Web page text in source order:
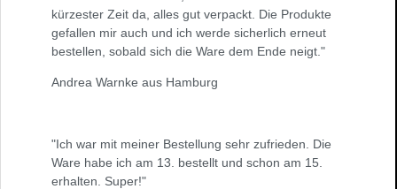
kürzester Zeit da, alles gut verpackt. Die Produkte
gefallen mir auch und ich werde sicherlich erneut
bestellen, sobald sich die Ware dem Ende neigt."
Andrea Warnke aus Hamburg
"Ich war mit meiner Bestellung sehr zufrieden. Die
Ware habe ich am 13. bestellt und schon am 15.
erhalten. Super!"